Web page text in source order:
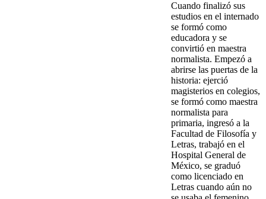
Cuando finalizó sus
estudios en el internado
se formó como
educadora y se
convirtió en maestra
normalista. Empezó a
abrirse las puertas de la
historia: ejerció
magisterios en colegios,
se formó como maestra
normalista para
primaria, ingresó a la
Facultad de Filosofía y
Letras, trabajó en el
Hospital General de
México, se graduó
como licenciado en
Letras cuando aún no